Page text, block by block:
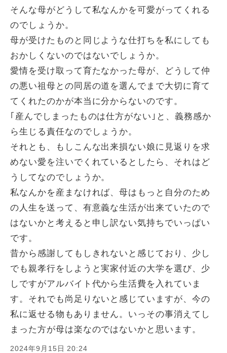
そんな母がどうして私なんかを可愛がってくれる
のでしょうか。
母が受けたものと同じような仕打ちを私にしても
おかしくないのではないでしょうか。
愛情を受け取って育たなかった母が、どうして仲
の悪い祖母との同居の道を選んでまで大切に育て
てくれたのかが本当に分からないのです。
｢産んでしまったものは仕方がない｣と、義務感か
ら生じる責任なのでしょうか。
それとも、もしこんな出来損ない娘に見返りを求
めない愛を注いでくれているとしたら、それはど
うしてなのでしょうか。
私なんかを産まなければ、母はもっと自分のため
の人生を送って、有意義な生活が出来ていたので
はないかと考えると申し訳ない気持ちでいっぱい
です。
昔から感謝してもしきれないと感じており、少し
でも親孝行をしようと実家付近の大学を選び、少
しですがアルバイト代から生活費を入れていま
す。それでも尚足りないと感じていますが、今の
私に返せる物もありません。いっその事消えてし
まった方が母は楽なのではないかと思います。
2024年9月15日 20:24